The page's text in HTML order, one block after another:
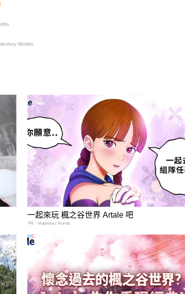
Worlds
一起來玩 楓之谷世界 Artale 吧
PR・Maplestory Worlds